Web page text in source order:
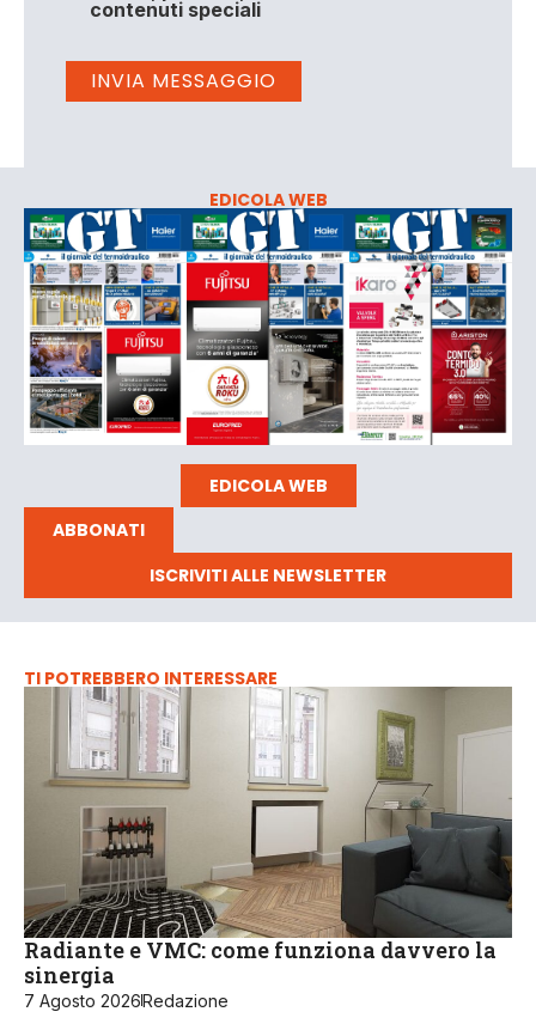
contenuti speciali
EDICOLA WEB
EDICOLA WEB
ABBONATI
ISCRIVITI ALLE NEWSLETTER
TI POTREBBERO INTERESSARE
Radiante e VMC: come funziona davvero la
sinergia
7 Agosto 2026Redazione